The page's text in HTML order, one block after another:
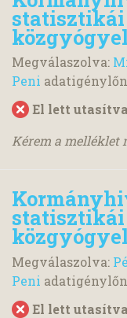
statisztikái
Megválaszolva:
Peni
El lett utasítva
Kérem a melléklet
statisztikái
Megválaszolva:
Peni
El lett utasítva